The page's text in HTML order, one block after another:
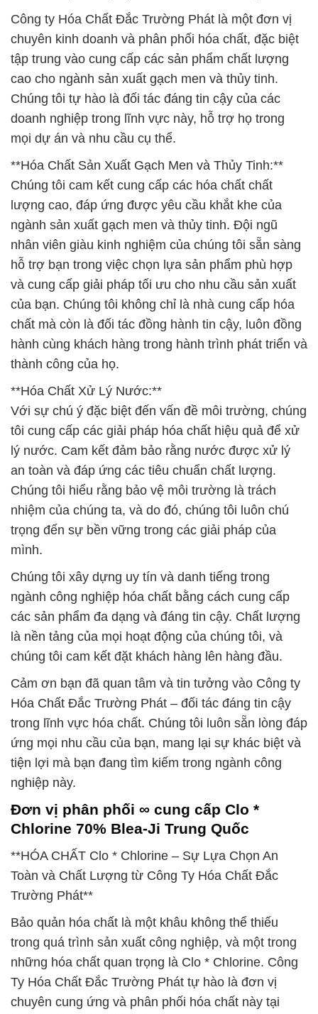
Công ty Hóa Chất Đắc Trường Phát là một đơn vị
chuyên kinh doanh và phân phối hóa chất, đặc biệt
tập trung vào cung cấp các sản phẩm chất lượng
cao cho ngành sản xuất gạch men và thủy tinh.
Chúng tôi tự hào là đối tác đáng tin cậy của các
doanh nghiệp trong lĩnh vực này, hỗ trợ họ trong
mọi dự án và nhu cầu cụ thể.
**Hóa Chất Sản Xuất Gạch Men và Thủy Tinh:**
Chúng tôi cam kết cung cấp các hóa chất chất
lượng cao, đáp ứng được yêu cầu khắt khe của
ngành sản xuất gạch men và thủy tinh. Đội ngũ
nhân viên giàu kinh nghiệm của chúng tôi sẵn sàng
hỗ trợ bạn trong việc chọn lựa sản phẩm phù hợp
và cung cấp giải pháp tối ưu cho nhu cầu sản xuất
của bạn. Chúng tôi không chỉ là nhà cung cấp hóa
chất mà còn là đối tác đồng hành tin cậy, luôn đồng
hành cùng khách hàng trong hành trình phát triển và
thành công của họ.
**Hóa Chất Xử Lý Nước:**
Với sự chú ý đặc biệt đến vấn đề môi trường, chúng
tôi cung cấp các giải pháp hóa chất hiệu quả để xử
lý nước. Cam kết đảm bảo rằng nước được xử lý
an toàn và đáp ứng các tiêu chuẩn chất lượng.
Chúng tôi hiểu rằng bảo vệ môi trường là trách
nhiệm của chúng ta, và do đó, chúng tôi luôn chú
trọng đến sự bền vững trong các giải pháp của
mình.
Chúng tôi xây dựng uy tín và danh tiếng trong
ngành công nghiệp hóa chất bằng cách cung cấp
các sản phẩm đa dạng và đáng tin cậy. Chất lượng
là nền tảng của mọi hoạt động của chúng tôi, và
chúng tôi cam kết đặt khách hàng lên hàng đầu.
Cảm ơn bạn đã quan tâm và tin tưởng vào Công ty
Hóa Chất Đắc Trường Phát – đối tác đáng tin cậy
trong lĩnh vực hóa chất. Chúng tôi luôn sẵn lòng đáp
ứng mọi nhu cầu của bạn, mang lại sự khác biệt và
tiện lợi mà bạn đang tìm kiếm trong ngành công
nghiệp này.
Đơn vị phân phối ∞ cung cấp Clo *
Chlorine 70% Blea-Ji Trung Quốc
**HÓA CHẤT Clo * Chlorine – Sự Lựa Chọn An
Toàn và Chất Lượng từ Công Ty Hóa Chất Đắc
Trường Phát**
Bảo quản hóa chất là một khâu không thể thiếu
trong quá trình sản xuất công nghiệp, và một trong
những hóa chất quan trọng là Clo * Chlorine. Công
Ty Hóa Chất Đắc Trường Phát tự hào là đơn vị
chuyên cung ứng và phân phối hóa chất này tại